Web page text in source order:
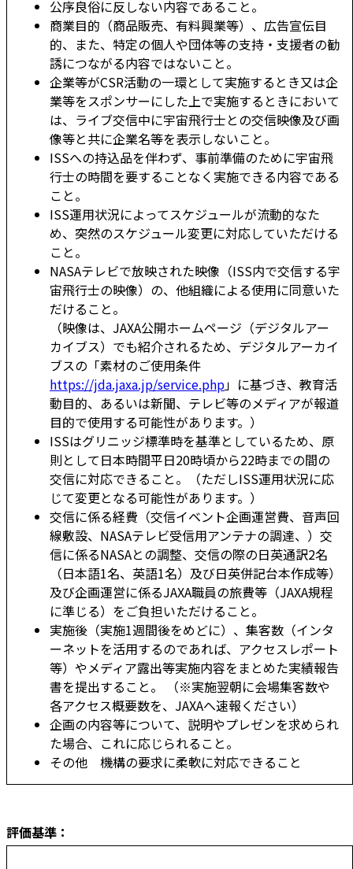
公序良俗に反しない内容であること。
商業目的（商品販売、有料興業等）、広告宣伝目
的、また、特定の個人や団体等の支持・支援者の勧
誘につながる内容ではないこと。
企業等がCSR活動の一環として実施するとき又は企
業等をスポンサーにした上で実施するときにおいて
は、ライブ交信中に宇宙飛行士との交信映像及び画
像等と共に企業名等を表示しないこと。
ISSへの持込品を伴わず、事前準備のために宇宙飛
行士の時間を要することなく実施できる内容である
こと。
ISS運用状況によってスケジュールが流動的なた
め、突然のスケジュール変更に対応していただける
こと。
NASAテレビで放映された映像（ISS内で交信する宇
宙飛行士の映像）の、他組織による使用に同意いた
だけること。
（映像は、JAXA公開ホームページ（デジタルアー
カイブス）でも紹介されるため、デジタルアーカイ
ブスの「素材のご使用条件
https://jda.jaxa.jp/service.php」に基づき、教育活
動目的、あるいは新聞、テレビ等のメディアが報道
目的で使用する可能性があります。）
ISSはグリニッジ標準時を基準としているため、原
則として日本時間平日20時頃から22時までの間の
交信に対応できること。（ただしISS運用状況に応
じて変更となる可能性があります。）
交信に係る経費（交信イベント企画運営費、音声回
線敷設、NASAテレビ受信用アンテナの調達、）交
信に係るNASAとの調整、交信の際の日英通訳2名
（日本語1名、英語1名）及び日英併記台本作成等）
及び企画運営に係るJAXA職員の旅費等（JAXA規程
に準じる）をご負担いただけること。
実施後（実施1週間後をめどに）、集客数（インタ
ーネットを活用するのであれば、アクセスレポート
等）やメディア露出等実施内容をまとめた実績報告
書を提出すること。 （※実施翌朝に会場集客数や
各アクセス概要数を、JAXAへ速報ください）
企画の内容等について、説明やプレゼンを求められ
た場合、これに応じられること。
その他 機構の要求に柔軟に対応できること
評価基準：